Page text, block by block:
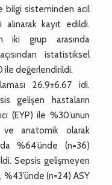
bilgi sisteminden acil
kayıt edildi.
iki grup arasında
istatistiksel
ile değerlendirildi.
26.9±6.67 idi.
gelişen hastaların
(EYP) ile %30’unun
ve anatomik olarak
%64’ünde (n=36)
Sepsis gelişmeyen
%43’ünde (n=24) ASY